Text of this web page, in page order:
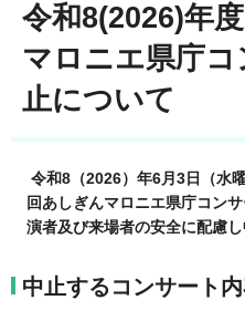
令和8(2026)年
マロニエ県庁
止について
令和8（2026）年6月3日（水
回あしぎんマロニエ県庁コン
演者及び来場者の安全に配慮し
中止するコンサート